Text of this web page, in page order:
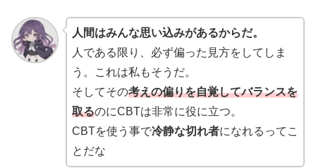
人間はみんな思い込みがあるからだ。
人である限り、必ず偏った見方をしてしま
う。これは私もそうだ。
そしてその考えの偏りを自覚してバランスを
取るのにCBTは非常に役に立つ。
CBTを使う事で冷静な切れ者になれるってこ
とだな